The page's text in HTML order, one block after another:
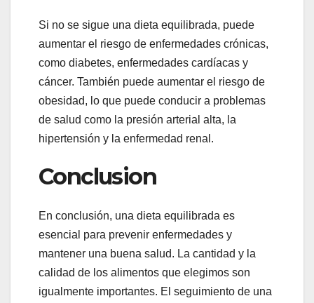
Si no se sigue una dieta equilibrada, puede
aumentar el riesgo de enfermedades crónicas,
como diabetes, enfermedades cardíacas y
cáncer. También puede aumentar el riesgo de
obesidad, lo que puede conducir a problemas
de salud como la presión arterial alta, la
hipertensión y la enfermedad renal.
Conclusion
En conclusión, una dieta equilibrada es
esencial para prevenir enfermedades y
mantener una buena salud. La cantidad y la
calidad de los alimentos que elegimos son
igualmente importantes. El seguimiento de una